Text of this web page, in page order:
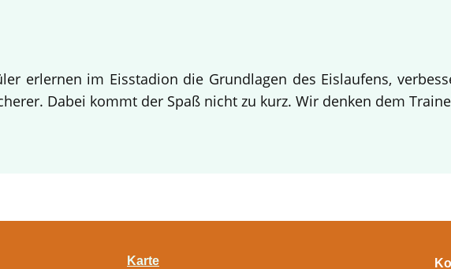
erlernen im Eisstadion die Grundlagen des Eislaufens,
Dabei kommt der Spaß nicht zu kurz. Wir denken dem
Karte